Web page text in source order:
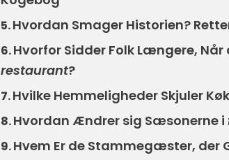
5.Hvordan Smager Historien?
6.Hvorfor Sidder Folk Længere,
restaurant?
7.Hvilke Hemmeligheder Skjuler
8.Hvordan Ændrer sig Sæsonerne i
9.Hvem Er de Stammegæster, der